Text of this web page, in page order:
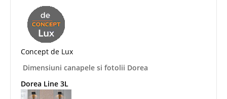
Concept de Lux
Dimensiuni canapele si fotolii Dorea
Dorea Line 3L